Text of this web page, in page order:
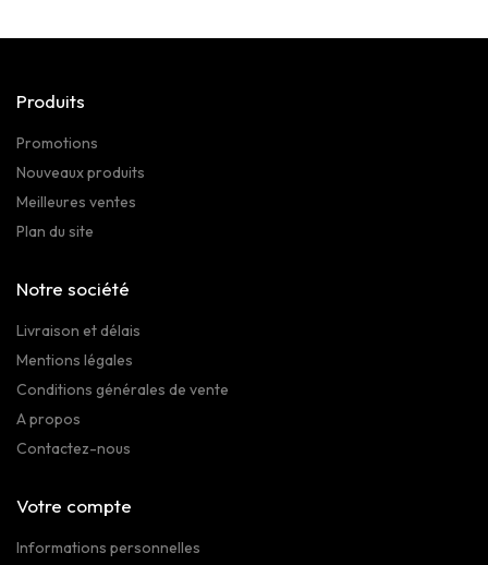
Produits
Promotions
Nouveaux produits
Meilleures ventes
Plan du site
Notre société
Livraison et délais
Mentions légales
Conditions générales de vente
A propos
Contactez-nous
Votre compte
Informations personnelles